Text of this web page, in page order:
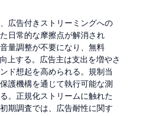
広告付きストリーミングへの
日常的な摩擦点が解消され
量調整が不要になり、無料
上する。広告主は支出を増やさ
ド想起を高められる。規制当
護機構を通じて執行可能な測
。正規化ストリームに触れた
期調査では、広告耐性に関す